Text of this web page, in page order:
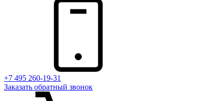
+7 495 260-19-31
Заказать обратный звонок